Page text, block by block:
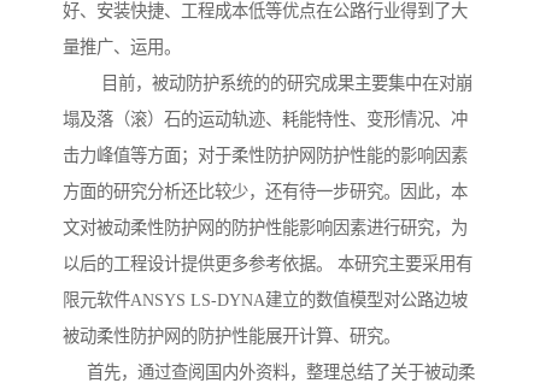
好、安装快捷、工程成本低等优点在公路行业得到了大
量推广、运用。
目前，被动防护系统的的研究成果主要集中在对崩
塌及落（滚）石的运动轨迹、耗能特性、变形情况、冲
击力峰值等方面；对于柔性防护网防护性能的影响因素
方面的研究分析还比较少，还有待一步研究。因此，本
文对被动柔性防护网的防护性能影响因素进行研究，为
以后的工程设计提供更多参考依据。 本研究主要采用有
限元软件ANSYS LS-DYNA建立的数值模型对公路边坡
被动柔性防护网的防护性能展开计算、研究。
首先，通过查阅国内外资料，整理总结了关于被动柔